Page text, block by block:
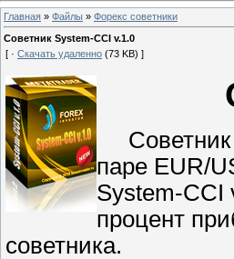
Главная » Файлы » Форекс cоветники
Советник System-CCI v.1.0
[ · Скачать удаленно (73 KB) ]
Советник
паре EUR/
System-CCI
процент
советника.